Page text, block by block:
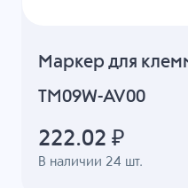
Маркер для
TM09W-AV00
В наличии 24 шт.
222.02 ₽